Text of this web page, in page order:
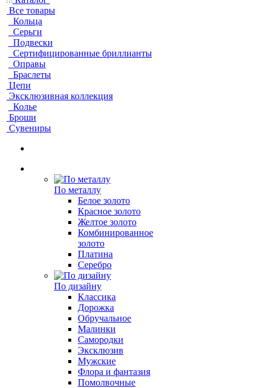
Все товары
Кольца
Серьги
Подвески
Сертифицированные бриллианты
Оправы
Браслеты
Цепи
Эксклюзивная коллекция
Колье
Броши
Сувениры
По металлу
Белое золото
Красное золото
Желтое золото
Комбинированное
золото
Платина
Серебро
По дизайну
Классика
Дорожка
Обручальное
Малинки
Самородки
Эксклюзив
Мужские
Флора и фантазия
Помолвочные